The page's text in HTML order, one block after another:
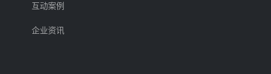
互动案例
企业资讯